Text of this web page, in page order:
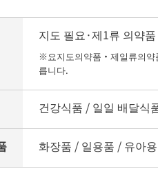
지도 필요·제1류 의약
※요지도의약품・제일류의약
릅니다.
건강식품 / 일일 배달식
화장품 / 일용품 / 유아